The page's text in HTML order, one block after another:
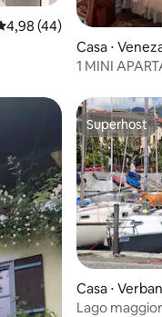
que
de uma avaliação
4,98 (44)
Casa ⋅
1 MINI
Superhost
Superhost
Casa ⋅
Lago